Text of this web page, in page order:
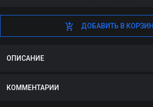
ДОБАВИТЬ В
ДОБАВИТЬ В
ОПИСАНИЕ
Внутренняя валюта сайта в количестве
КОММЕНТАРИИ